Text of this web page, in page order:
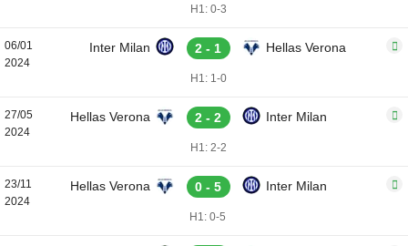
H1: 0-3
06/01
2024
Inter Milan 2 - 1 Hellas Verona
H1: 1-0
27/05
2024
Hellas Verona 2 - 2 Inter Milan
H1: 2-2
23/11
2024
Hellas Verona 0 - 5 Inter Milan
H1: 0-5